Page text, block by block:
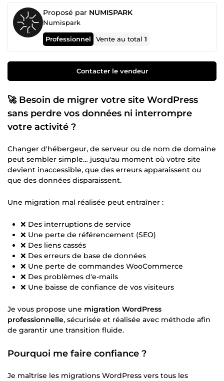
Proposé par NUMISPARK
Numispark
Professionnel Vente au total1
Contacter le vendeur
🚀 Besoin de migrer votre site WordPress
sans perdre vos données ni interrompre
votre activité ?
Changer d'hébergeur, de serveur ou de nom de domaine
peut sembler simple… jusqu'au moment où votre site
devient inaccessible, que des erreurs apparaissent ou
que des données disparaissent.
Une migration mal réalisée peut entraîner :
❌ Des interruptions de service
❌ Une perte de référencement (SEO)
❌ Des liens cassés
❌ Des erreurs de base de données
❌ Une perte de commandes WooCommerce
❌ Des problèmes d'e-mails
❌ Une baisse de confiance de vos visiteurs
Je vous propose une migration WordPress
professionnelle, sécurisée et réalisée avec méthode afin
de garantir une transition fluide.
Pourquoi me faire confiance ?
Je maîtrise les migrations WordPress vers tous les